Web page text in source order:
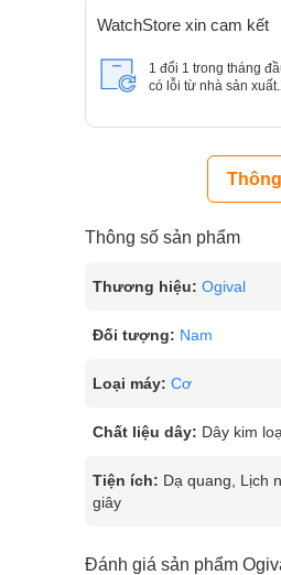
WatchStore xin cam kết
1 đổi 1 trong tháng
có lỗi từ nhà sản xuất.
Thông số sản phẩm
Thương hiệu: Ogival
Đối tượng: Nam
Loại máy: Cơ
Chất liệu dây: Dây kim
Tiện ích: Dạ quang, Lịch
giây
Đánh giá sản phẩm